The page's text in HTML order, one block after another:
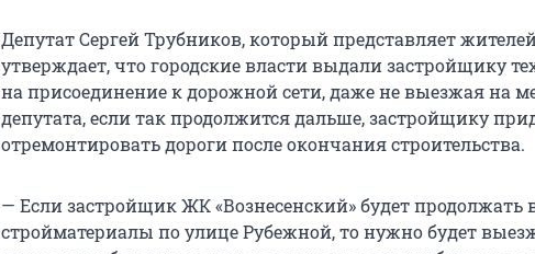
Депутат Сергей Трубников, который представляет жителей
утверждает, что городские власти выдали застройщику
на присоединение к дорожной сети, даже не выезжая на
депутата, если так продолжится дальше, застройщику
отремонтировать дороги после окончания строительства.
— Если застройщик ЖК «Вознесенский» будет продолжать
стройматериалы по улице Рубежной, то нужно будет